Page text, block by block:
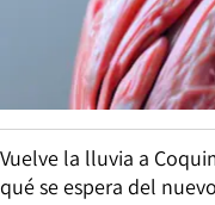
Vuelve la lluvia a
qué se espera del